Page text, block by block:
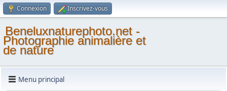
Connexion Inscrivez-vous
Beneluxnaturephoto.net -
Photographie animalière et
de nature
Menu principal